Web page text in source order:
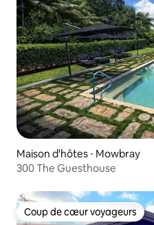
Maison d'hôtes ⋅ Mowbray
300 The Guesthouse
Coup de cœur voyageurs
Coup de cœur voyageurs